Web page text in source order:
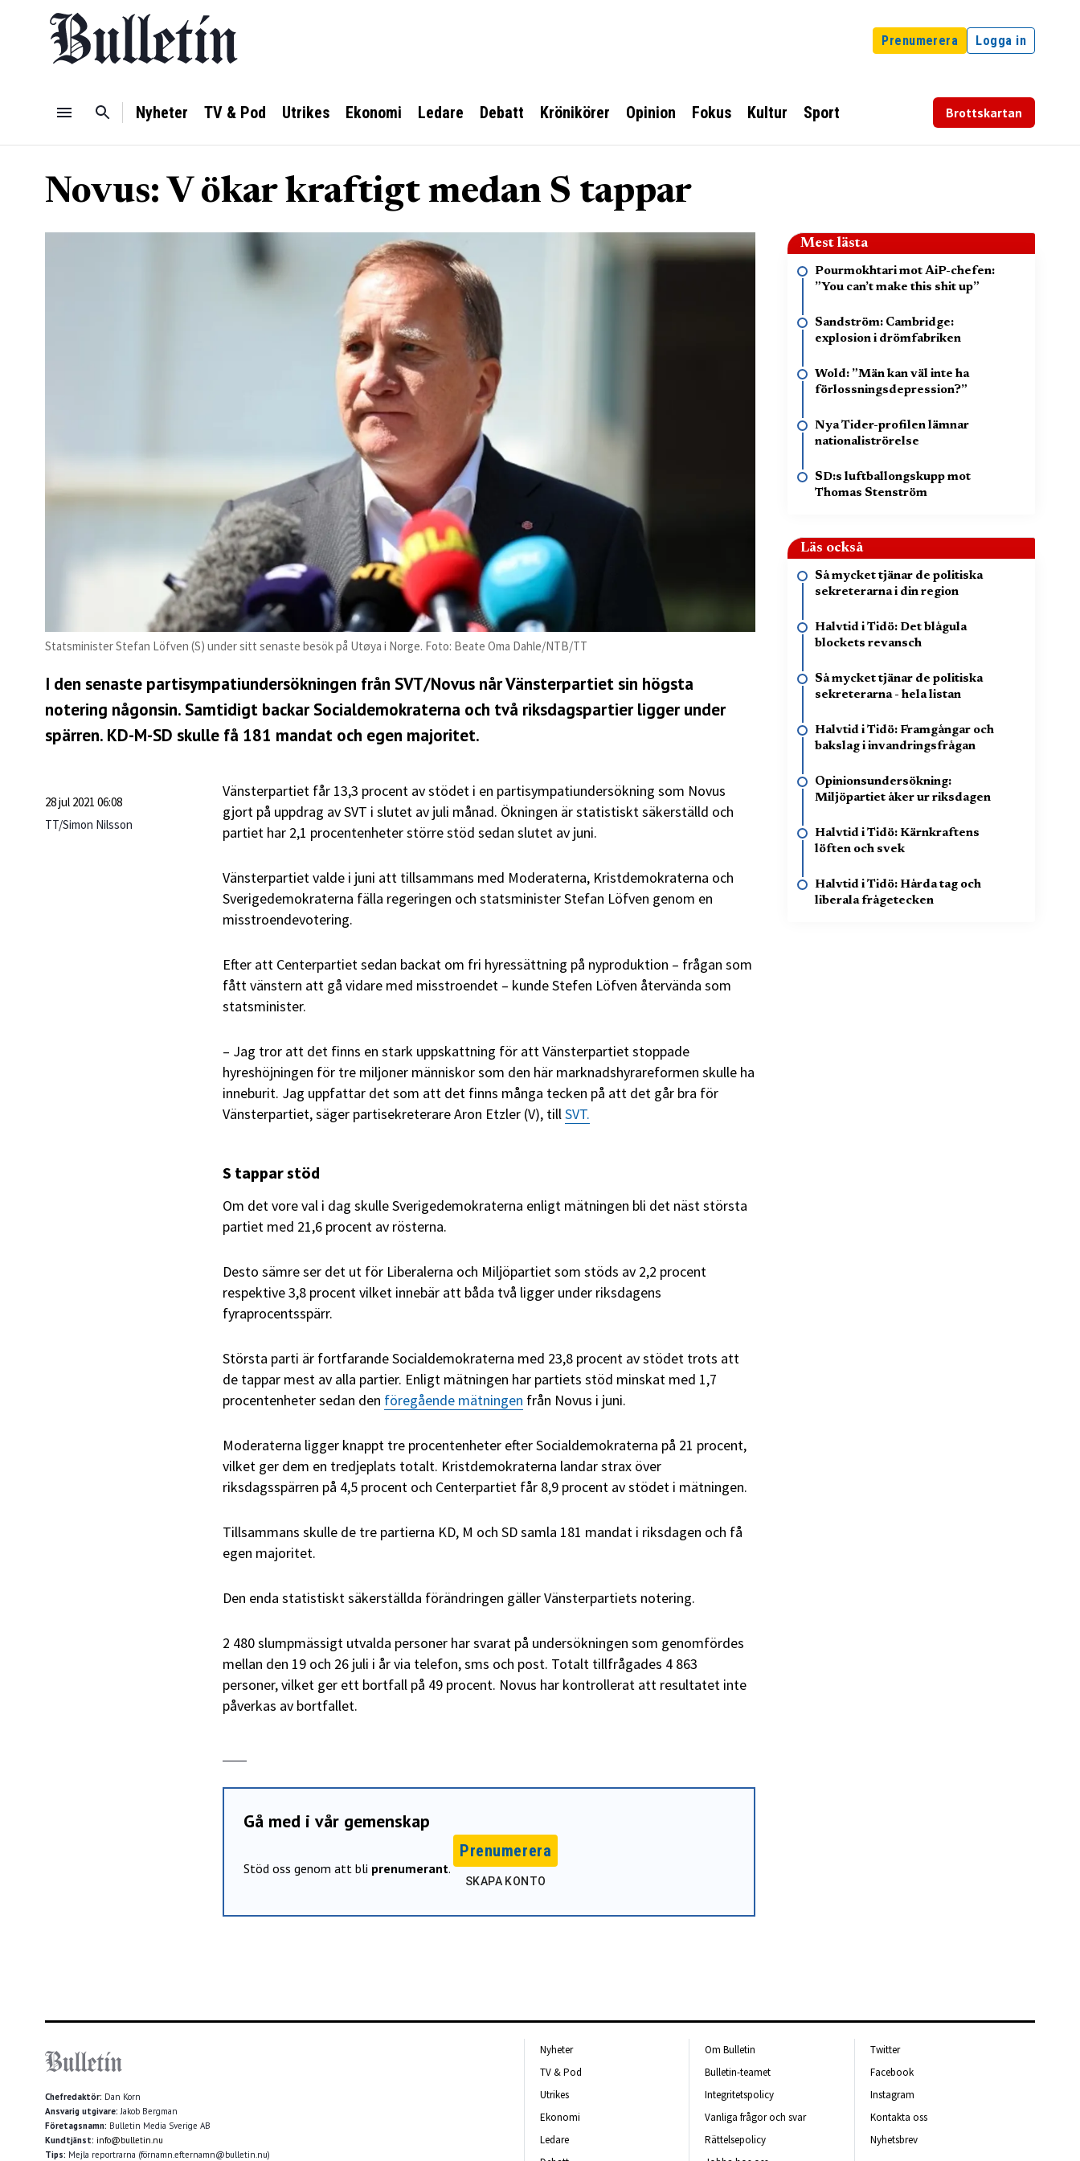
Prenumerera Logga in
Nyheter TV & Pod Utrikes Ekonomi Ledare Debatt Krönikörer Opinion Fokus Kultur Sport Brottskartan
Novus: V ökar kraftigt medan S tappar
Statsminister Stefan Löfven (S) under sitt senaste besök på Utøya i Norge. Foto: Beate Oma Dahle/NTB/TT
I den senaste partisympatiundersökningen från SVT/Novus når Vänsterpartiet sin högsta
notering någonsin. Samtidigt backar Socialdemokraterna och två riksdagspartier ligger under
spärren. KD-M-SD skulle få 181 mandat och egen majoritet.
28 jul 2021 06:08
TT/Simon Nilsson
Vänsterpartiet får 13,3 procent av stödet i en partisympatiundersökning som Novus
gjort på uppdrag av SVT i slutet av juli månad. Ökningen är statistiskt säkerställd och
partiet har 2,1 procentenheter större stöd sedan slutet av juni.
Vänsterpartiet valde i juni att tillsammans med Moderaterna, Kristdemokraterna och
Sverigedemokraterna fälla regeringen och statsminister Stefan Löfven genom en
misstroendevotering.
Efter att Centerpartiet sedan backat om fri hyressättning på nyproduktion – frågan som
fått vänstern att gå vidare med misstroendet – kunde Stefen Löfven återvända som
statsminister.
– Jag tror att det finns en stark uppskattning för att Vänsterpartiet stoppade
hyreshöjningen för tre miljoner människor som den här marknadshyrareformen skulle ha
inneburit. Jag uppfattar det som att det finns många tecken på att det går bra för
Vänsterpartiet, säger partisekreterare Aron Etzler (V), tillSVT.
S tappar stöd
Om det vore val i dag skulle Sverigedemokraterna enligt mätningen bli det näst största
partiet med 21,6 procent av rösterna.
Desto sämre ser det ut för Liberalerna och Miljöpartiet som stöds av 2,2 procent
respektive 3,8 procent vilket innebär att båda två ligger under riksdagens
fyraprocentsspärr.
Största parti är fortfarande Socialdemokraterna med 23,8 procent av stödet trots att
de tappar mest av alla partier. Enligt mätningen har partiets stöd minskat med 1,7
procentenheter sedan den föregående mätningen från Novus i juni.
Moderaterna ligger knappt tre procentenheter efter Socialdemokraterna på 21 procent,
vilket ger dem en tredjeplats totalt. Kristdemokraterna landar strax över
riksdagsspärren på 4,5 procent och Centerpartiet får 8,9 procent av stödet i mätningen.
Tillsammans skulle de tre partierna KD, M och SD samla 181 mandat i riksdagen och få
egen majoritet.
Den enda statistiskt säkerställda förändringen gäller Vänsterpartiets notering.
2 480 slumpmässigt utvalda personer har svarat på undersökningen som genomfördes
mellan den 19 och 26 juli i år via telefon, sms och post. Totalt tillfrågades 4 863
personer, vilket ger ett bortfall på 49 procent. Novus har kontrollerat att resultatet inte
påverkas av bortfallet.
Gå med i vår gemenskap
Stöd oss genom att bli prenumerant.
Prenumerera
SKAPA KONTO
Mest lästa
Pourmokhtari mot AiP-chefen:
”You can’t make this shit up”
Sandström: Cambridge:
explosion i drömfabriken
Wold: ”Män kan väl inte ha
förlossningsdepression?”
Nya Tider-profilen lämnar
nationaliströrelse
SD:s luftballongskupp mot
Thomas Stenström
Läs också
Så mycket tjänar de politiska
sekreterarna i din region
Halvtid i Tidö: Det blågula
blockets revansch
Så mycket tjänar de politiska
sekreterarna - hela listan
Halvtid i Tidö: Framgångar och
bakslag i invandringsfrågan
Opinionsundersökning:
Miljöpartiet åker ur riksdagen
Halvtid i Tidö: Kärnkraftens
löften och svek
Halvtid i Tidö: Hårda tag och
liberala frågetecken
Chefredaktör: Dan Korn
Ansvarig utgivare: Jakob Bergman
Företagsnamn: Bulletin Media Sverige AB
Kundtjänst: info@bulletin.nu
Tips: Mejla reportrarna (förnamn.efternamn@bulletin.nu)
Nyheter
TV & Pod
Utrikes
Ekonomi
Ledare
Om Bulletin
Bulletin-teamet
Integritetspolicy
Vanliga frågor och svar
Rättelsepolicy
Twitter
Facebook
Instagram
Kontakta oss
Nyhetsbrev